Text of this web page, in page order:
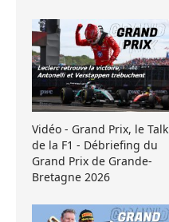
Vidéo - Grand Prix, le Talk
de la F1 - Débriefing du
Grand Prix de Grande-
Bretagne 2026